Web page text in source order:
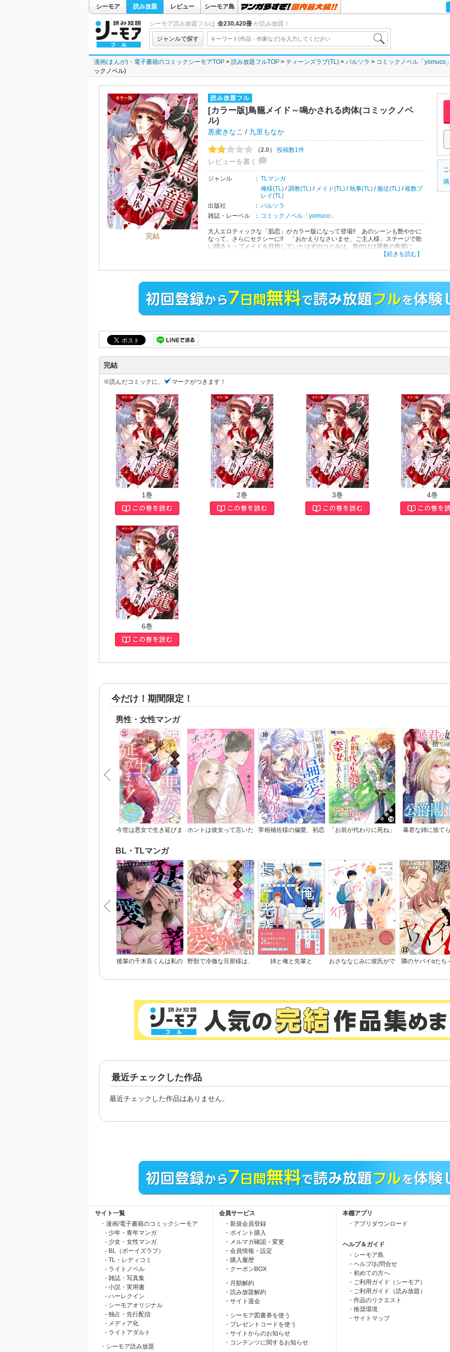
シーモア 読み放題 レビュー シーモア島
シーモア読み放題フルは 全230,420冊 が読み放題！
ジャンルで探す
漫画(まんが)・電子書籍のコミックシーモアTOP 読み放題フルTOP ティーンズラブ(TL) パルソラ
コミックノベル「yomuco
ックノベル)
完結
読み放題フル
[カラー版]鳥籠メイド～鳴かされる肉体(コミックノベ
ル)
黒蜜きなこ / 九里もなか
（2.0） 投稿数1件
レビューを書く
ジャンル ： TLマンガ
俺様(TL) /調教(TL) / メイド(TL) /執事(TL) / 服従(TL) /複数プ
レイ(TL)
出版社
： パルソラ
雑誌・レーベル
： コミックノベル「yomuco」
大人エロティックな「肌恋」がカラー版になって登場!! あのシーンも艶やかに
なって、さらにセクシーに!! 「おかえりなさいませ、ご主人様」ステージで歌
い踊るトップメイドを目指していたはずのつぐみは、気付けば屋敷の鳥籠に囚
われ、「ご主人様」・祐樹だけの小鳥になっていた――。祐樹に心も体も穢さ
よう」とささやかれ――？囚われのメイドを奪い合う、禁断の三角関係ラブス
【続きを読む】
完結
※読んだコミックに、 マークがつきます！
1巻 2巻 3巻 4巻
6巻
今だけ！期間限定！
男性・女性マンガ
今世は悪女で生き延びま
グなので、落ちこぼれを
婿にします～
ホントは彼女って言いた
宰相補佐様の偏愛、初恋
「お前が代わりに死ね」
れる（コミック） 分冊
版
暴君な姉に捨て
BL・TLマンガ
後輩の千木良くんは私の
野獣で冷徹な旦那様は、
姉と俺と先輩と
おさななじみに彼氏がで
隣のヤバイαたち
最近チェックした作品
最近チェックした作品はありません。
サイト一覧
・漫画/電子書籍のコミックシーモア
- 少年・青年マンガ
- 少女・女性マンガ
- BL（ボーイズラブ）
- TL・レディコミ
- ライトノベル
- 雑誌・写真集
- 小説・実用書
- ハーレクイン
- シーモアオリジナル
- 独占・先行配信
- メディア化
- ライトアダルト
・シーモア読み放題
会員サービス
・新規会員登録
・ポイント購入
・メルマガ確認・変更
・会員情報・設定
・購入履歴
・クーポンBOX
・月額解約
・読み放題解約
・サイト退会
・シーモア図書券を使う
・プレゼントコードを使う
・サイトからのお知らせ
・コンテンツに関するお知らせ
本棚アプリ
・アプリダウンロード
ヘルプ＆ガイド
・シーモア島
・ヘルプ/お問合せ
・初めての方へ
・ご利用ガイド（シーモア）
・ご利用ガイド（読み放題）
・作品のリクエスト
・推奨環境
・サイトマップ